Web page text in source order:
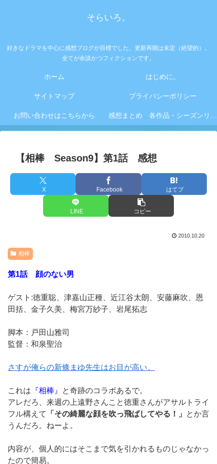
そらいろ。
好きなドラマを中心に感想ブログが目標でした。更新再開は未定（絶望的）。
全てが余談かつフィクションです。
ホーム はじめに。
サイトマップ プライバシーポリシー
お問い合わせはこちらから 感想まとめ 各作品・シーズンリンク集
【相棒 Season9】第1話 感想
X Facebook はてブ
LINE コピー
2010.10.20
相棒
第1話 顔のない男
ゲスト:徳重聡、津嘉山正種、近江谷太朗、安藤麻吹、恩
田括、金子久美、梅宮万紗子、岩尾拓志
脚本：戸田山雅司
監督：和泉聖治
さすが俺らの新條まゆ先生はお目が高い。
これは 『相棒』
と奇跡のコラボあるで。
アレだろ、来週の上遠野さんこと徳重さんがアサルトライ
フル構えて
「その綺麗な顔を吹っ飛ばしてやる！」
とか言
うんだろ。ねーよ。
内容が、個人的にはそこまで気を引かれるものじゃなかっ
たので簡易。